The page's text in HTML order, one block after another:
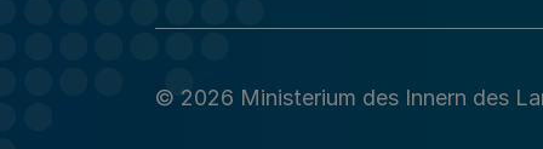
© 2026 Ministerium des Innern des